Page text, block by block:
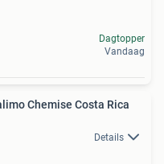
Dagtopper
Vandaag
Chemise Costa Rica
Details